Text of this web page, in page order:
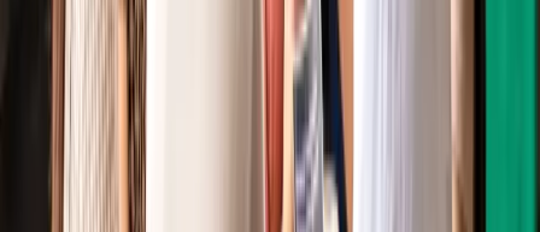
Gửi câu hỏi ngắn gọn, chúng tôi trả lời qua email — không phải
đăng ký nhận bản tin.
Ý kiến bạn đọc